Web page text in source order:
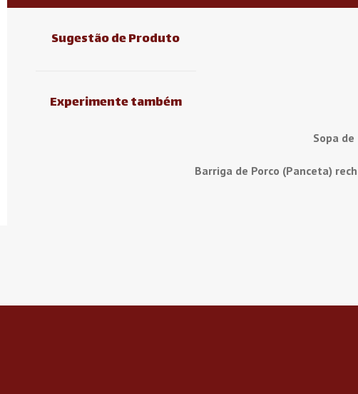
Sugestão de Produto
Experimente também
Sopa
Barriga de Porco (Panceta)